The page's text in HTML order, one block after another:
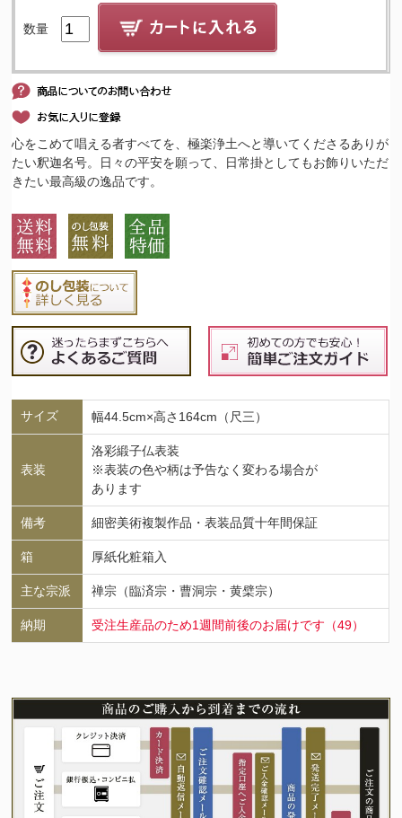
数量
心をこめて唱える者すべてを、極楽浄土へと導いてくださるありが
たい釈迦名号。日々の平安を願って、日常掛としてもお飾りいただ
きたい最高級の逸品です。
サイズ 幅44.5cm×高さ164cm（尺三）
表装
洛彩緞子仏表装
※表装の色や柄は予告なく変わる場合が
あります
備考 細密美術複製作品・表装品質十年間保証
箱 厚紙化粧箱入
主な宗派 禅宗（臨済宗・曹洞宗・黄檗宗）
納期 受注生産品のため1週間前後のお届けです（49）